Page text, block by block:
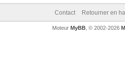
Contact Retourner en
Moteur MyBB, © 2002-2026